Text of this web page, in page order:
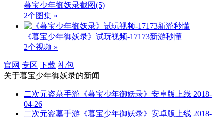
暮宝少年御妖录截图(5)
2个图集 »
《暮宝少年御妖录》试玩视频-17173新游秒懂
2个视频 »
官网 专区 下载 礼包
关于暮宝少年御妖录的新闻
二次元盗墓手游《暮宝少年御妖录》安卓版上线 2018-
04-26
二次元盗墓手游《暮宝少年御妖录》安卓版上线 2018-